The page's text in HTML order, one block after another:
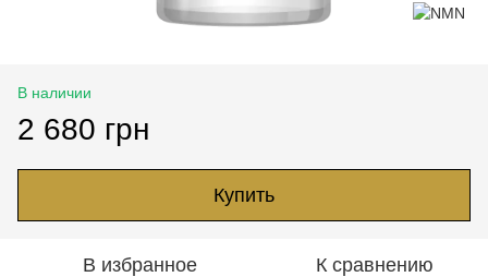
В наличии
2 680 грн
Купить
В избранное К сравнению